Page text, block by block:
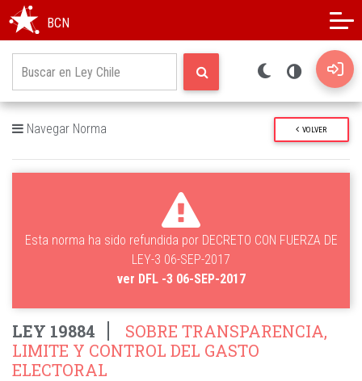
BCN
Navegar Norma VOLVER
Esta norma ha sido refundida por DECRETO CON FUERZA DE
LEY-3 06-SEP-2017
ver DFL -3 06-SEP-2017
LEY 19884
SOBRE TRANSPARENCIA,
LIMITE Y CONTROL DEL GASTO
ELECTORAL